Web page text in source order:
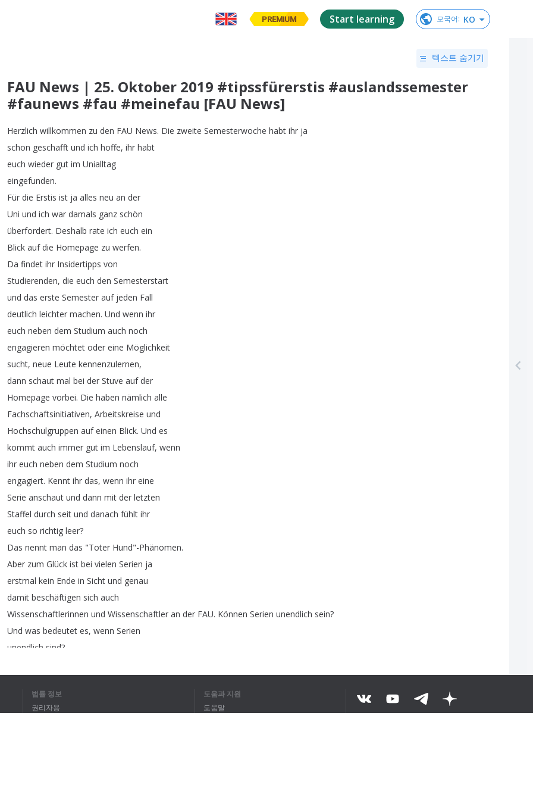
PREMIUM Start learning 모국어: KO
텍스트 숨기기
FAU News | 25. Oktober 2019 #tipssfürerstis #auslandssemester
#faunews #fau #meinefau [FAU News]
Herzlich willkommen zu den FAU News. Die zweite Semesterwoche habt ihr ja
schon geschafft und ich hoffe, ihr habt
euch wieder gut im Unialltag
eingefunden.
Für die Erstis ist ja alles neu an der
Uni und ich war damals ganz schön
überfordert. Deshalb rate ich euch ein
Blick auf die Homepage zu werfen.
Da findet ihr Insidertipps von
Studierenden, die euch den Semesterstart
und das erste Semester auf jeden Fall
deutlich leichter machen. Und wenn ihr
euch neben dem Studium auch noch
engagieren möchtet oder eine Möglichkeit
sucht, neue Leute kennenzulernen,
dann schaut mal bei der Stuve auf der
Homepage vorbei. Die haben nämlich alle
Fachschaftsinitiativen, Arbeitskreise und
Hochschulgruppen auf einen Blick. Und es
kommt auch immer gut im Lebenslauf, wenn
ihr euch neben dem Studium noch
engagiert. Kennt ihr das, wenn ihr eine
Serie anschaut und dann mit der letzten
Staffel durch seit und danach fühlt ihr
euch so richtig leer?
Das nennt man das "Toter Hund"-Phänomen.
Aber zum Glück ist bei vielen Serien ja
erstmal kein Ende in Sicht und genau
damit beschäftigen sich auch
Wissenschaftlerinnen und Wissenschaftler an der FAU. Können Serien unendlich sein?
Und was bedeutet es, wenn Serien
unendlich sind?
der Homepage
Ausland das ist an der FAU gar kein
법률 정보
권리자용
도움과 지원
도움말